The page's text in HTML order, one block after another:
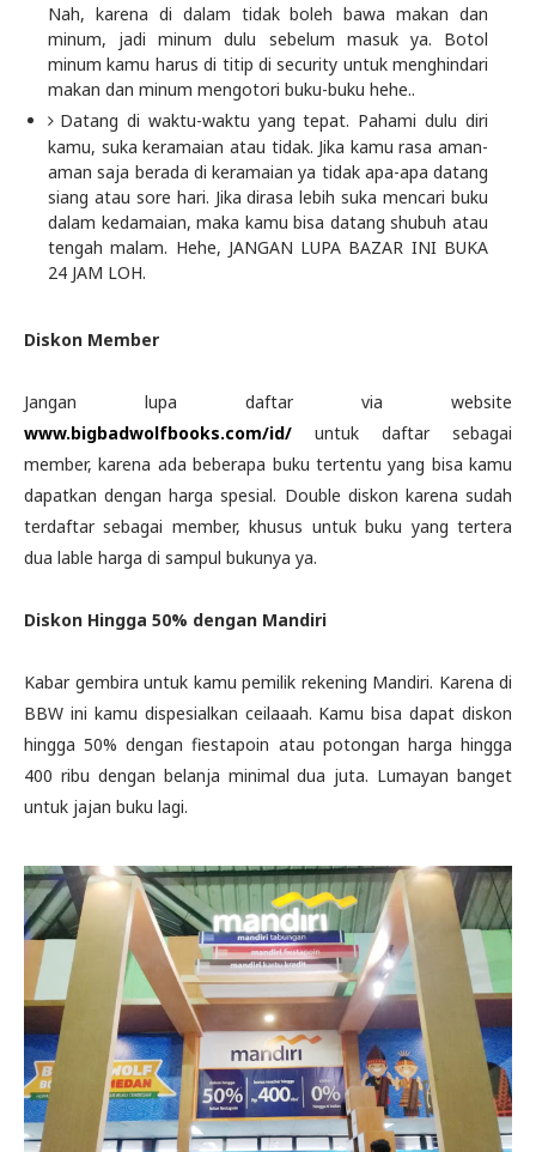
Nah, karena di dalam tidak boleh bawa makan dan
minum, jadi minum dulu sebelum masuk ya. Botol
minum kamu harus di titip di security untuk menghindari
makan dan minum mengotori buku-buku hehe..
Datang di waktu-waktu yang tepat. Pahami dulu diri
kamu, suka keramaian atau tidak. Jika kamu rasa aman-
aman saja berada di keramaian ya tidak apa-apa datang
siang atau sore hari. Jika dirasa lebih suka mencari buku
dalam kedamaian, maka kamu bisa datang shubuh atau
tengah malam. Hehe, JANGAN LUPA BAZAR INI BUKA
24 JAM LOH.
Diskon Member
Jangan lupa daftar via website
www.bigbadwolfbooks.com/id/ untuk daftar sebagai
member, karena ada beberapa buku tertentu yang bisa kamu
dapatkan dengan harga spesial. Double diskon karena sudah
terdaftar sebagai member, khusus untuk buku yang tertera
dua lable harga di sampul bukunya ya.
Diskon Hingga 50% dengan Mandiri
Kabar gembira untuk kamu pemilik rekening Mandiri. Karena di
BBW ini kamu dispesialkan ceilaaah. Kamu bisa dapat diskon
hingga 50% dengan fiestapoin atau potongan harga hingga
400 ribu dengan belanja minimal dua juta. Lumayan banget
untuk jajan buku lagi.